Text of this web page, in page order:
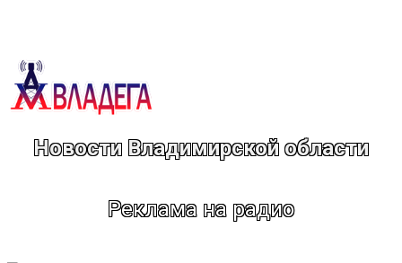
Новости Владимирской области
Реклама на радио